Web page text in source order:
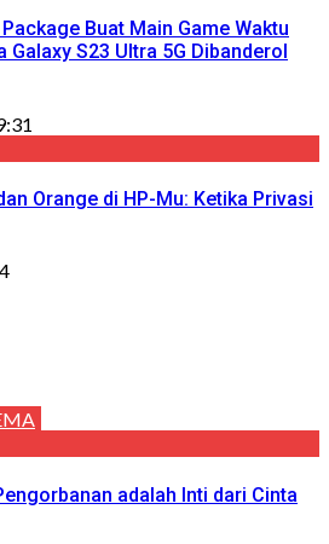
Buat Main Game Waktu
Galaxy S23 Ultra 5G Dibanderol
Orange di HP-Mu: Ketika Privasi
adalah Inti dari Cinta